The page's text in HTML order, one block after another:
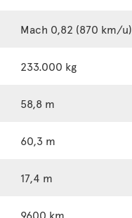
Mach 0,82 (870 km/u)
233.000 kg
58,8 m
60,3 m
17,4 m
9600 km